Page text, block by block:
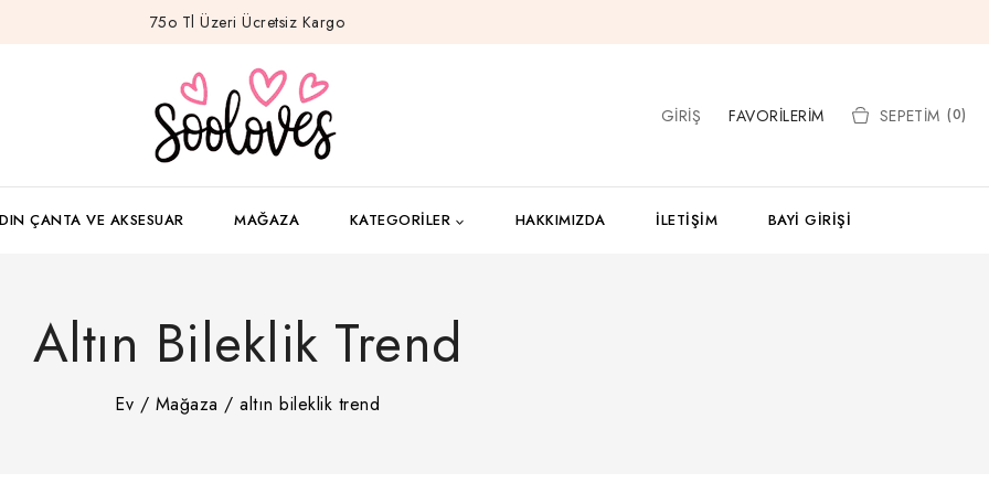
75o Tl Üzeri Ücretsiz Kargo
GIRIŞ FAVORILERIM SEPETIM (0)
ÇANTA VE AKSESUAR MAĞAZA KATEGORILER HAKKIMIZDA İLETIŞIM BAYI GIRIŞI
Altın Bileklik Trend
Ev / Mağaza / altın bileklik trend